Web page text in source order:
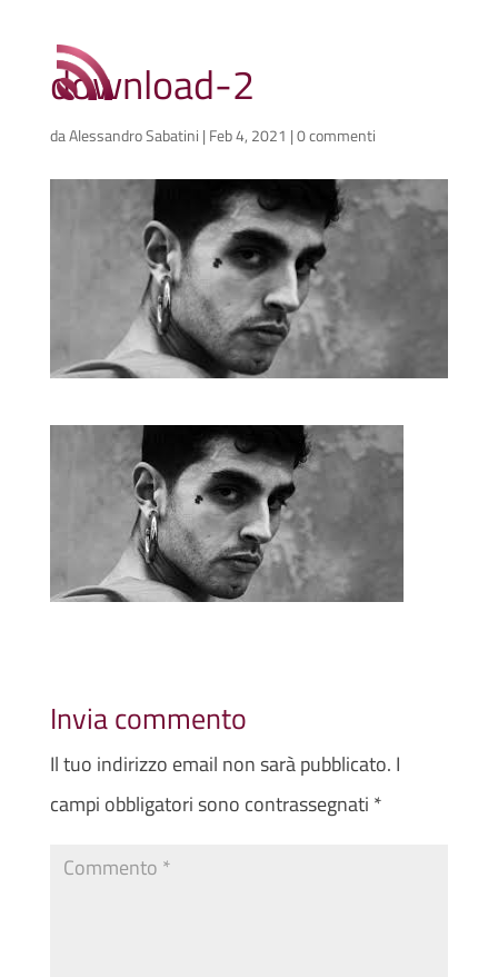
download-2
daAlessandro Sabatini | Feb 4, 2021 |0 commenti
Invia commento
Il tuo indirizzo email non sarà pubblicato. I
campi obbligatori sono contrassegnati *